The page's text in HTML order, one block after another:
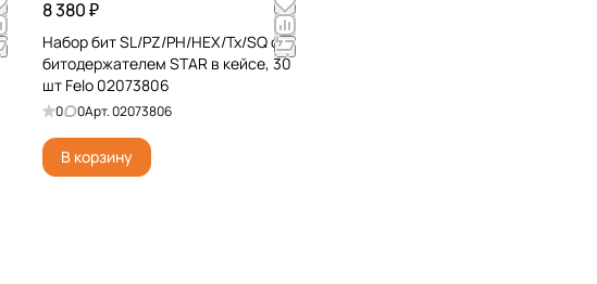
8 380 ₽
Набор бит SL/PZ/PH/HEX/Tx/SQ с
битодержателем STAR в кейсе, 30
шт Felo 02073806
0 0Арт.02073806
В корзину